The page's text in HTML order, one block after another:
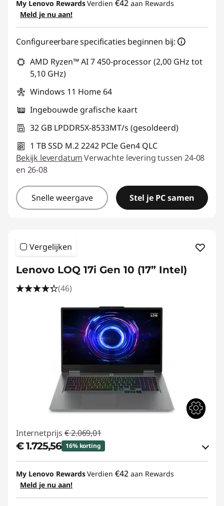
eCoupon gebruiken :
My Lenovo RewardsVerdien €42 aan Rewards
Meld je nu aan!
Configureerbare specificaties beginnen bij:
AMD Ryzen™ AI 7 450-processor (2,00 GHz tot
5,10 GHz)
Windows 11 Home 64
Ingebouwde grafische kaart
32 GB LPDDR5X-8533MT/s (gesoldeerd)
1 TB SSD M.2 2242 PCIe Gen4 QLC
Bekijk leverdatumVerwachte levering tussen 24-08
en 26-08
Snelle weergave Stel je PC samen
Vergelijken
Lenovo LOQ 17i Gen 10 (17” Intel)
(46)
Internetprijs € 2.069,01
€ 1.725,56 16% korting
eCoupon-besparingen :-€ 343,45
eCoupon gebruiken :
My Lenovo RewardsVerdien €42 aan Rewards
Meld je nu aan!